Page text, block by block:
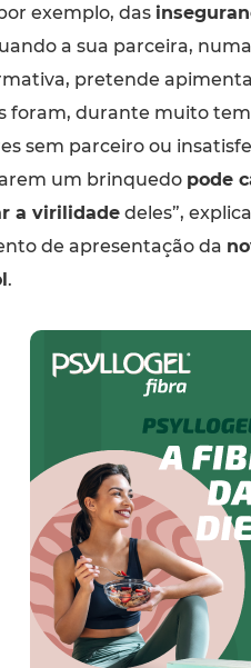
exemplo, das
a sua parceira,
pretende
foram, durante muito
sem parceiro ou
um brinquedo pode
a virilidadedeles”, explica
de apresentação da
.